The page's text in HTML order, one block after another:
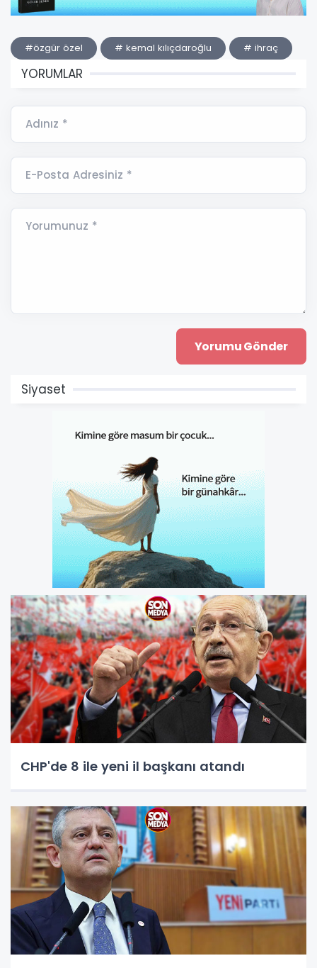
#özgür özel # kemal kılıçdaroğlu # ihraç
YORUMLAR
Adınız *
E-Posta Adresiniz *
Yorumunuz *
Siyaset
CHP'de 8 ile yeni il başkanı atandı